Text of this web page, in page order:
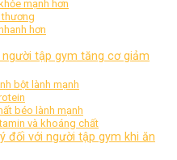
mạnh hơn
thương
hơn
tập gym tăng cơ giảm
bột lành mạnh
béo lành mạnh
và khoáng chất
đối với người tập gym khi ăn